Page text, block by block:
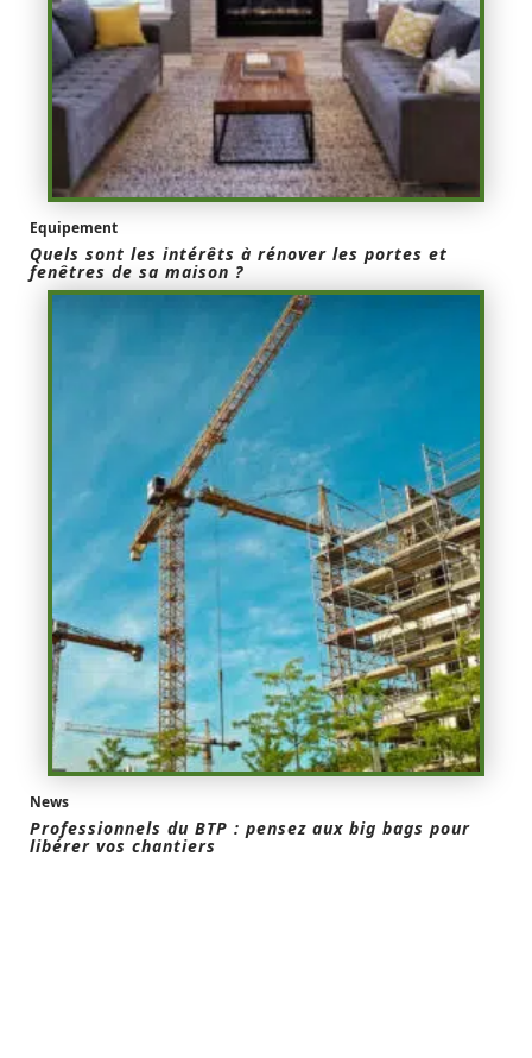
Equipement
Quels sont les intérêts à rénover les portes et
fenêtres de sa maison ?
News
Professionnels du BTP : pensez aux big bags pour
libérer vos chantiers